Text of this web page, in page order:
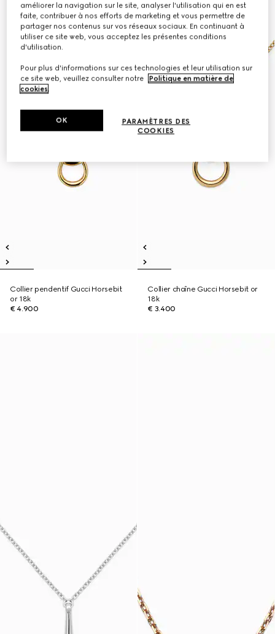
Collier pendentif Gucci Horsebit
or 18k
€ 4.900
Collier chaîne Gucci Horsebit or
18k
€ 3.400
améliorer la navigation sur le site, analyser l'utilisation qui en est
faite, contribuer à nos efforts de marketing et vous permettre de
partager nos contenus sur vos réseaux sociaux. En continuant à
utiliser ce site web, vous acceptez les présentes conditions
d'utilisation.
Pour plus d'informations sur ces technologies et leur utilisation sur
ce site web, veuillez consulter notre
Politique en matière de
cookies.
PARAMÈTRES DES
COOKIES
OK